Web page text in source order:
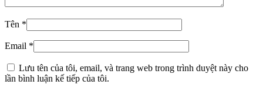
Tên *
Email *
Lưu tên của tôi, email, và trang web trong trình duyệt này cho
lần bình luận kế tiếp của tôi.